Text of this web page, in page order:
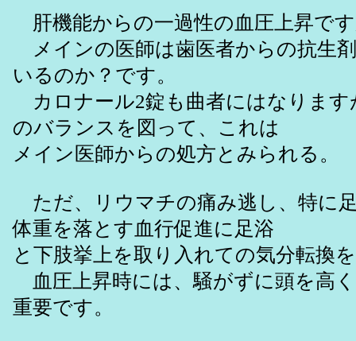
肝機能からの一過性の血圧上昇で
メインの医師は歯医者からの抗生
いるのか？です。
カロナール2錠も曲者にはなります
のバランスを図って、これは
メイン医師からの処方とみられる。
ただ、リウマチの痛み逃し、特に
体重を落とす血行促進に足浴
と下肢挙上を取り入れての気分転換
血圧上昇時には、騒がずに頭を高
重要です。